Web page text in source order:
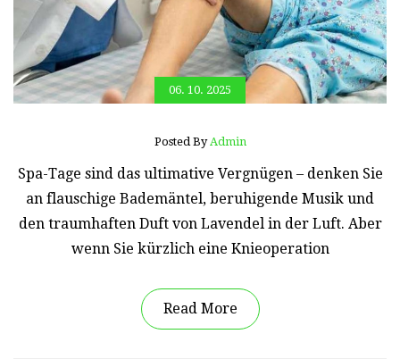
06. 10. 2025
Posted By Admin
Spa-Tage sind das ultimative Vergnügen – denken Sie
an flauschige Bademäntel, beruhigende Musik und
den traumhaften Duft von Lavendel in der Luft. Aber
wenn Sie kürzlich eine Knieoperation
Read More